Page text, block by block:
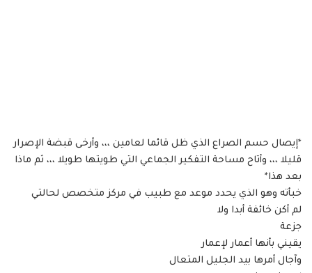
*إيصال حسم الصراع الذي ظل قائما لعامين ،،، وأرخى قبضة الإصرار
قليلا ،،، وأتاح مساحة التفكير الجماعي التي طويتها طويلا ،،، ثم ماذا
بعد هذا*
خبأته وهو الذي يحدد موعد مع طبيب في مركز متخصص لحالتي
لم أكن خائفة أبدا ولا
جزعة
يقيني بأنها أعمار لإعمار
وآجال أمرها بيد الجليل المتعال